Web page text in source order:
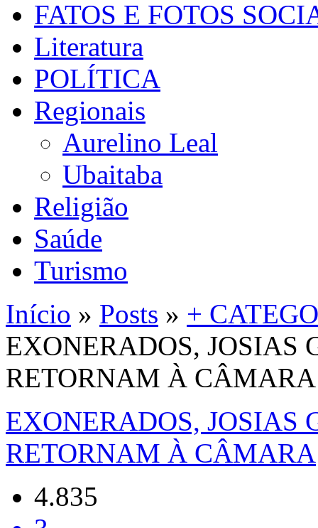
FATOS E FOTOS
Literatura
POLÍTICA
Regionais
Aurelino Leal
Ubaitaba
Religião
Saúde
Turismo
Início » Posts » +
EXONERADOS, JOSIAS
RETORNAM À CÂMARA
EXONERADOS, JOSIAS
RETORNAM À CÂMARA
4.835